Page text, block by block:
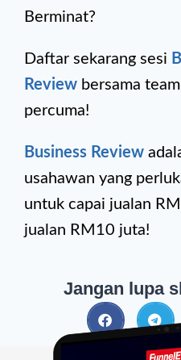
Berminat?
Daftar sekarang sesi
Review bersama
percuma!
Business Review
usahawan yang
untuk capai jualan
jualan RM10 juta!
Jangan lupa